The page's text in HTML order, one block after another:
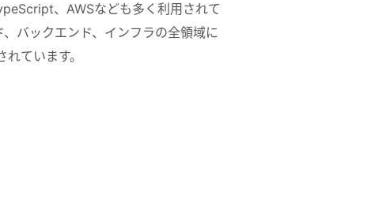
、AWSなども多く利用されて
バックエンド、インフラの全領域に
ています。